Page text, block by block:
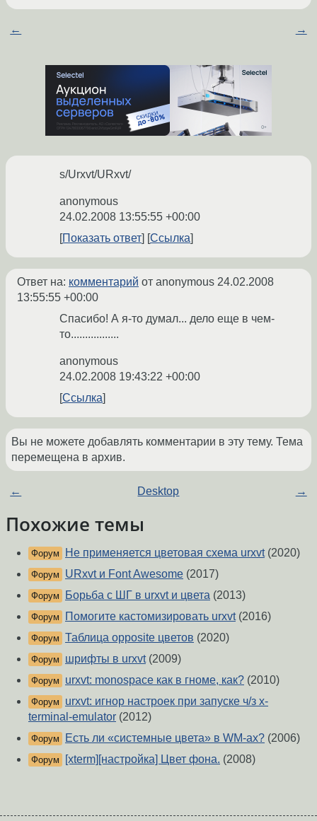
← →
s/Urxvt/URxvt/
anonymous
24.02.2008 13:55:55 +00:00
Показать ответ
Ссылка
Ответ на: комментарий от anonymous 24.02.2008
13:55:55 +00:00
Спасибо! А я-то думал... дело еще в чем-
то.................
anonymous
24.02.2008 19:43:22 +00:00
Ссылка
Вы не можете добавлять комментарии в эту тему. Тема
перемещена в архив.
← Desktop →
Похожие темы
Форум Не применяется цветовая схема urxvt(2020)
Форум URxvt и Font Awesome (2017)
Форум Борьба с ШГ в urxvt и цвета (2013)
Форум Помогите кастомизировать urxvt(2016)
Форум Таблица opposite цветов (2020)
Форум шрифты в urxvt(2009)
Форум urxvt: monospace как в гноме, как? (2010)
Форум
urxvt: игнор настроек при запуске ч/з x-
terminal-emulator (2012)
Форум Есть ли «системные цвета» в WM-ах? (2006)
Форум [xterm][настройка] Цвет фона. (2008)